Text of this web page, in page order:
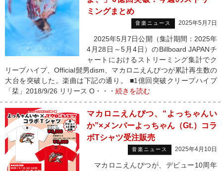
ミングまとめ
音楽ニュース 2025年5月7日
2025年5月7日公開（集計期間：2025年
4月28日～5月4日）のBillboard JAPANチ
ャートにおけるストリーミング集計でク
リープハイプ、Official髭男dism、マカロニえんぴつが累計再生数の
大台を突破した。楽曲は下記の通り。 ■1億回突破クリープハイプ
「栞」2018/9/26 リリース O・・・ 続きを読む
マカロニえんぴつ、“よっちゃんい
か”×メンバーよっちゃん（Gt.）コラ
ボTシャツ受注販売
音楽ニュース 2025年4月10日
マカロニえんぴつが、デビュー10周年